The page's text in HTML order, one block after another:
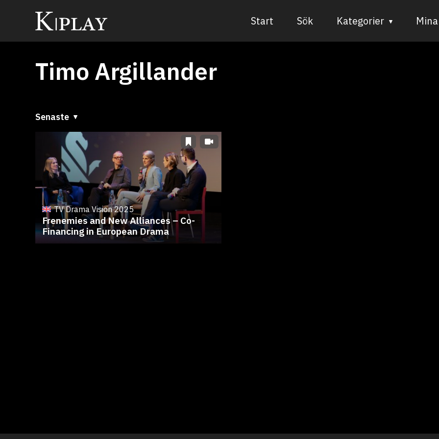
Start Sök Kategorier
Timo Argillander
Senaste
Senaste
A till Ö
Ö till A
TV Drama Vision 2025
Frenemies and New Alliances – Co-
Financing in European Drama